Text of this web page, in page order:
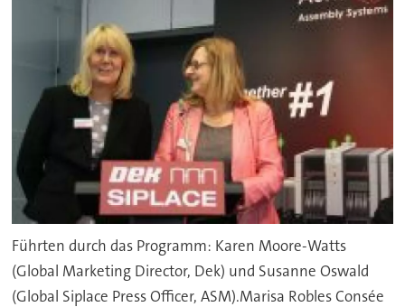
Führten durch das Programm: Karen Moore-Watts
(Global Marketing Director, Dek) und Susanne Oswald
(Global Siplace Press Officer, ASM).Marisa Robles Consée